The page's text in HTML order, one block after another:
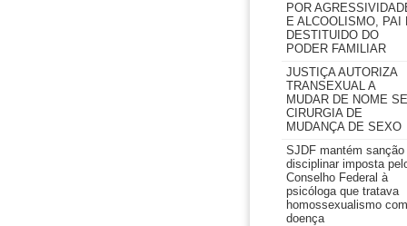
POR
E ALCOOLISMO, PAI
DESTITUIDO DO
PODER FAMILIAR
JUSTIÇA AUTORIZA
TRANSEXUAL A
MUDAR DE NOME
CIRURGIA DE
MUDANÇA DE SEXO
SJDF mantém sanção
disciplinar imposta
Conselho Federal à
psicóloga que tratava
homossexualismo
doença